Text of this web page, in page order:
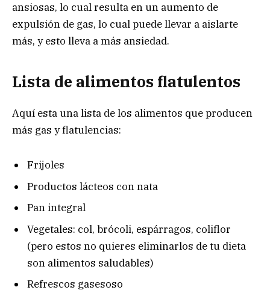
ansiosas, lo cual resulta en un aumento de
expulsión de gas, lo cual puede llevar a aislarte
más, y esto lleva a más ansiedad.
Lista de alimentos flatulentos
Aquí esta una lista de los alimentos que producen
más gas y flatulencias:
Frijoles
Productos lácteos con nata
Pan integral
Vegetales: col, brócoli, espárragos, coliflor
(pero estos no quieres eliminarlos de tu dieta
son alimentos saludables)
Refrescos gasesoso